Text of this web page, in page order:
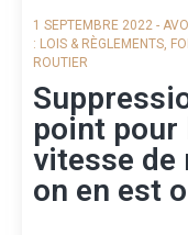
1 SEPTEMBRE 2022 -
: LOIS & RÈGLEMENTS,
ROUTIER
point pour
vitesse de
on en est